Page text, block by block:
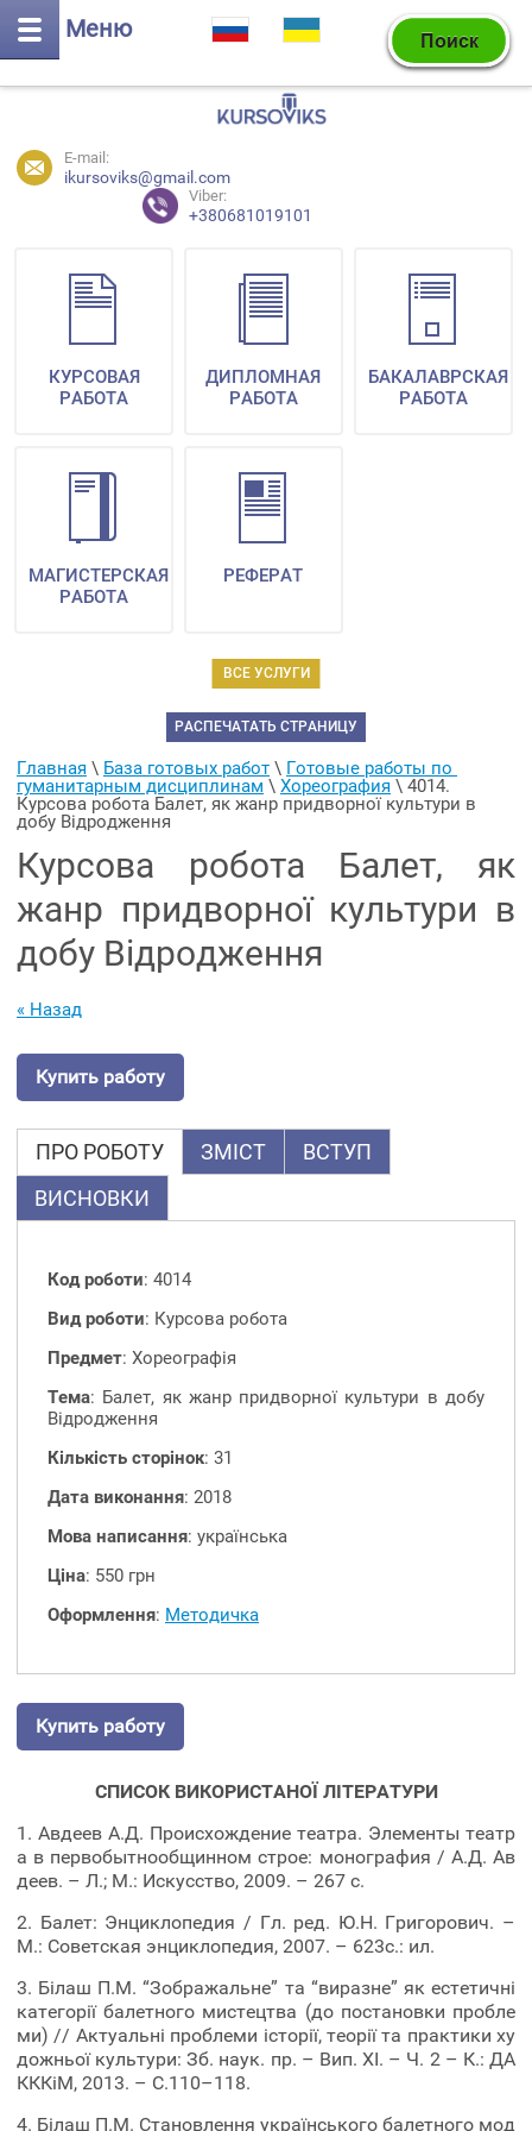
Меню
E-mail:
ikursoviks@gmail.com
Viber:
+380681019101
ВСЕ УСЛУГИ
КУРСОВАЯ
РАБОТА
ДИПЛОМНАЯ
РАБОТА
БАКАЛАВРСКАЯ
РАБОТА
МАГИСТЕРСКАЯ
РАБОТА
РЕФЕРАТ
РАСПЕЧАТАТЬ СТРАНИЦУ
Главная \ База готовых работ \ Готовые работы по
гуманитарным дисциплинам \ Хореография \ 4014.
Курсова робота Балет, як жанр придворної культури в
добу Відродження
Курсова робота Балет, як
жанр придворної культури в
добу Відродження
« Назад
Купить работу
ПРО РОБОТУ ЗМІСТ
ВСТУП
ВИСНОВКИ
Код роботи: 4014
Вид роботи: Курсова робота
Предмет: Хореографія
Тема: Балет, як жанр придворної культури в добу
Відродження
Кількість сторінок: 31
Дата виконання: 2018
Мова написання: українська
Ціна: 550 грн
Оформлення: Методичка
Купить работу
СПИСОК ВИКОРИСТАНОЇ ЛІТЕРАТУРИ
1. Авдеев А.Д. Происхождение театра. Элементы театр
а в первобытнообщинном строе: монография / А.Д. Ав
деев. – Л.; М.: Искусство, 2009. – 267 с.
2. Балет: Энциклопедия / Гл. ред. Ю.Н. Григорович. –
М.: Советская энциклопедия, 2007. – 623с.: ил.
3. Білаш П.М. “Зображальне” та “виразне” як естетичні
категорії балетного мистецтва (до постановки пробле
ми) // Актуальні проблеми історії, теорії та практики ху
дожньої культури: Зб. наук. пр. – Вип. ХІ. – Ч. 2 – К.: ДА
КККіМ, 2013. – С.110–118.
4. Білаш П.М. Становлення українського балетного мод